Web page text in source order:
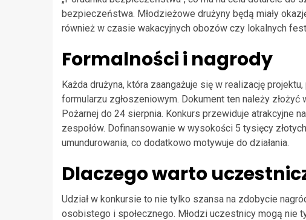
bezpieczeństwa. Młodzieżowe drużyny będą miały
również w czasie wakacyjnych obozów czy lokalnych
Formalności i nagrody
Każda drużyna, która zaangażuje się w realizację
formularzu zgłoszeniowym. Dokument ten należy
Pożarnej do 24 sierpnia. Konkurs przewiduje atrakcyjne
zespołów. Dofinansowanie w wysokości 5 tysięcy
umundurowania, co dodatkowo motywuje do działania.
Dlaczego warto
Udział w konkursie to nie tylko szansa na zdobycie
osobistego i społecznego. Młodzi uczestnicy mogą nie